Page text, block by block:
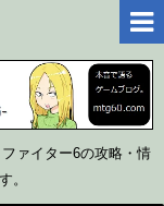
ァイター6の攻略・情
。